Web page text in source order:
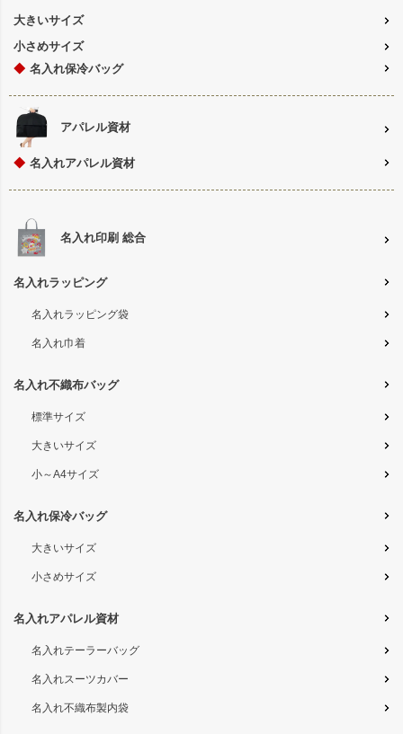
大きいサイズ
小さめサイズ
◆ 名入れ保冷バッグ
アパレル資材
◆ 名入れアパレル資材
名入れ印刷 総合
名入れラッピング
名入れラッピング袋
名入れ巾着
名入れ不織布バッグ
標準サイズ
大きいサイズ
小～A4サイズ
名入れ保冷バッグ
大きいサイズ
小さめサイズ
名入れアパレル資材
名入れテーラーバッグ
名入れスーツカバー
名入れ不織布製内袋